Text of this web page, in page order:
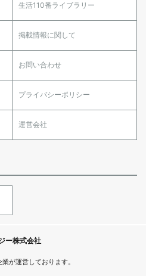
生活110番ライブラリー
掲載情報に関して
お問い合わせ
プライバシーポリシー
運営会社
ー株式会社
が運営しております。